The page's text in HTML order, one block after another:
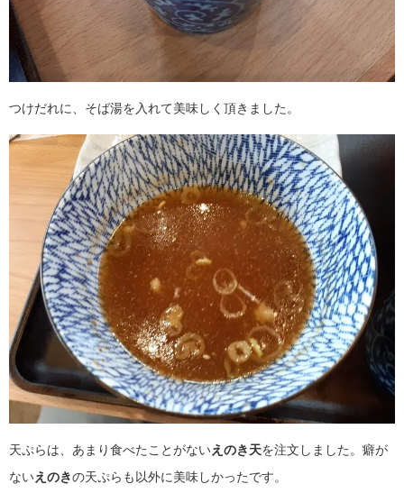
つけだれに、そば湯を入れて美味しく頂きました。
天ぷらは、あまり食べたことがないえのき天を注文しました。癖が
ないえのきの天ぷらも以外に美味しかったです。